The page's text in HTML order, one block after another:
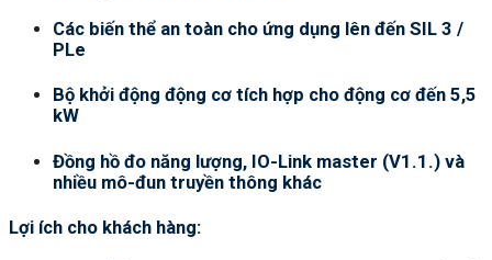
Các biến thể an toàn cho ứng dụng lên đến SIL 3 /
PLe
Bộ khởi động động cơ tích hợp cho động cơ đến 5,5
kW
Đồng hồ đo năng lượng, IO-Link master (V1.1.) và
nhiều mô-đun truyền thông khác
Lợi ích cho khách hàng: